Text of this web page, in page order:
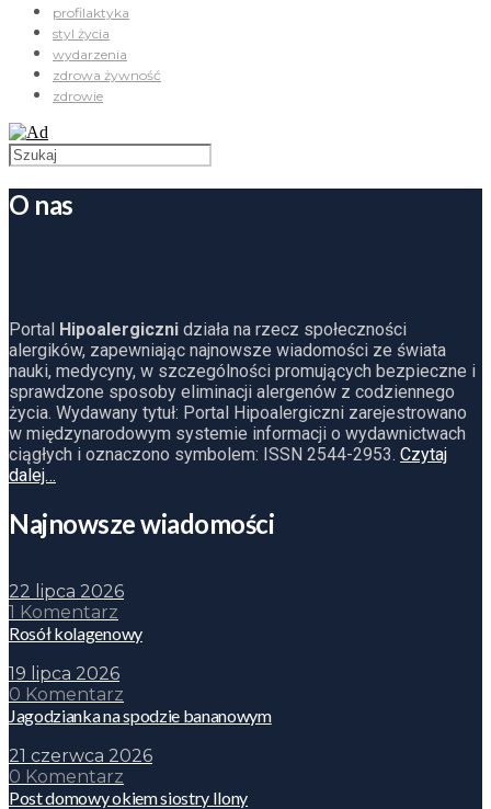
profilaktyka
styl życia
wydarzenia
zdrowa żywność
zdrowie
O nas
Portal Hipoalergiczni działa na rzecz społeczności
alergików, zapewniając najnowsze wiadomości ze świata
nauki, medycyny, w szczególności promujących bezpieczne i
sprawdzone sposoby eliminacji alergenów z codziennego
życia. Wydawany tytuł: Portal Hipoalergiczni zarejestrowano
w międzynarodowym systemie informacji o wydawnictwach
ciągłych i oznaczono symbolem: ISSN 2544-2953. Czytaj
dalej…
Najnowsze wiadomości
22 lipca 2026
1 Komentarz
Rosół kolagenowy
19 lipca 2026
0 Komentarz
Jagodzianka na spodzie bananowym
21 czerwca 2026
0 Komentarz
Post domowy okiem siostry Ilony